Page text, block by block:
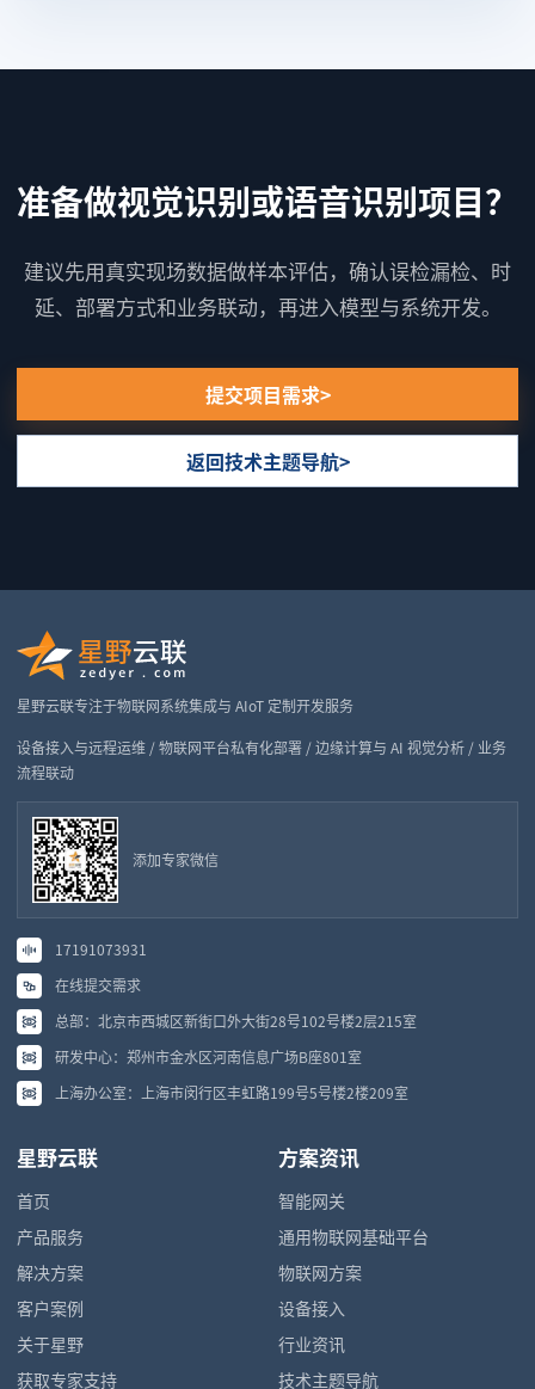
准备做视觉识别或语音识别项目？
建议先用真实现场数据做样本评估，确认误检漏检、时
延、部署方式和业务联动，再进入模型与系统开发。
提交项目需求
返回技术主题导航
星野云联专注于物联网系统集成与 AIoT 定制开发服务
设备接入与远程运维 / 物联网平台私有化部署 / 边缘计算与 AI 视觉分析 / 业务
流程联动
添加专家微信
17191073931
在线提交需求
总部：北京市西城区新街口外大街28号102号楼2层215室
研发中心：郑州市金水区河南信息广场B座801室
上海办公室：上海市闵行区丰虹路199号5号楼2楼209室
星野云联
首页
产品服务
解决方案
客户案例
关于星野
获取专家支持
方案资讯
智能网关
通用物联网基础平台
物联网方案
设备接入
行业资讯
技术主题导航